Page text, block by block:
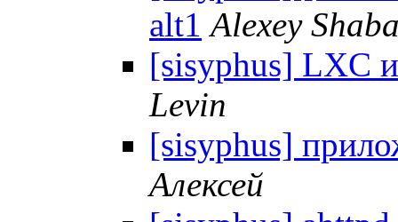
alt1 Alexey
[sisyphus] LXC
Levin
[sisyphus]
Алексей